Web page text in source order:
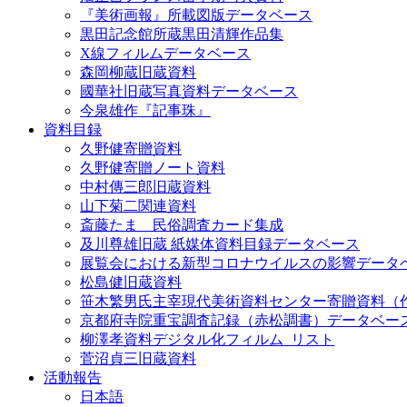
『美術画報』所載図版データベース
黒田記念館所蔵黒田清輝作品集
X線フィルムデータベース
森岡柳蔵旧蔵資料
國華社旧蔵写真資料データベース
今泉雄作『記事珠』
資料目録
久野健寄贈資料
久野健寄贈ノート資料
中村傳三郎旧蔵資料
山下菊二関連資料
斎藤たま 民俗調査カード集成
及川尊雄旧蔵 紙媒体資料目録データベース
展覧会における新型コロナウイルスの影響データ
松島健旧蔵資料
笹木繁男氏主宰現代美術資料センター寄贈資料（
京都府寺院重宝調査記録（赤松調書）データベー
柳澤孝資料デジタル化フィルム_リスト
菅沼貞三旧蔵資料
活動報告
日本語